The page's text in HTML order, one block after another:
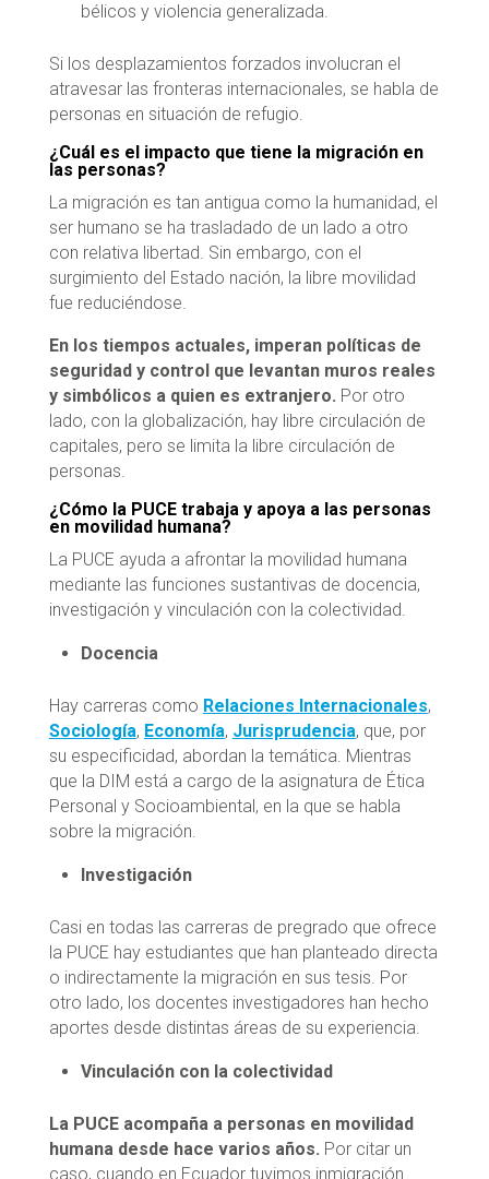
bélicos y violencia generalizada.
Si los desplazamientos forzados involucran el
atravesar las fronteras internacionales, se habla de
personas en situación de refugio.
¿Cuál es el impacto que tiene la migración en
las personas?
La migración es tan antigua como la humanidad, el
ser humano se ha trasladado de un lado a otro
con relativa libertad. Sin embargo, con el
surgimiento del Estado nación, la libre movilidad
fue reduciéndose.
En los tiempos actuales, imperan políticas de
seguridad y control que levantan muros reales
y simbólicos a quien es extranjero. Por otro
lado, con la globalización, hay libre circulación de
capitales, pero se limita la libre circulación de
personas.
¿Cómo la PUCE trabaja y apoya a las personas
en movilidad humana?
La PUCE ayuda a afrontar la movilidad humana
mediante las funciones sustantivas de docencia,
investigación y vinculación con la colectividad.
Docencia
Hay carreras como Relaciones Internacionales,
Sociología, Economía, Jurisprudencia, que, por
su especificidad, abordan la temática. Mientras
que la DIM está a cargo de la asignatura de Ética
Personal y Socioambiental, en la que se habla
sobre la migración.
Investigación
Casi en todas las carreras de pregrado que ofrece
la PUCE hay estudiantes que han planteado directa
o indirectamente la migración en sus tesis. Por
otro lado, los docentes investigadores han hecho
aportes desde distintas áreas de su experiencia.
Vinculación con la colectividad
La PUCE acompaña a personas en movilidad
humana desde hace varios años. Por citar un
caso, cuando en Ecuador tuvimos inmigración